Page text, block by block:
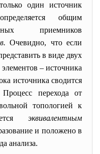
один источник
общим
приемников
. Очевидно, что если
в виде двух
– источника
источника сводится
перехода от
топологией к
эквивалентным
и положено в
анализа.